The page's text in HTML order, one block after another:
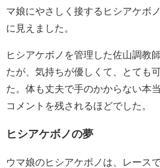
マ娘にやさしく接するヒシアケボ
に見えました。
ヒシアケボノを管理した佐山調教
たが、気持ちが優しくて、とても
た。体も丈夫で手のかからない本
コメントを残されるほどでした。
ヒシアケボノの夢
ウマ娘のヒシアケボノは、レース